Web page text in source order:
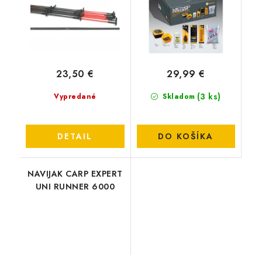
Vypredané
23,50 €
DETAIL
Skladom (3 ks)
29,99 €
DO KOŠÍKA
NAVIJAK CARP EXPERT
UNI RUNNER 6000